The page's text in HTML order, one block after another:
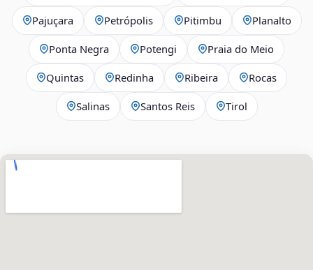
Pajuçara Petrópolis Pitimbu Planalto
Ponta Negra Potengi Praia do Meio
Quintas Redinha Ribeira Rocas
Salinas Santos Reis Tirol